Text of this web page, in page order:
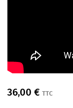
36,00 € TTC